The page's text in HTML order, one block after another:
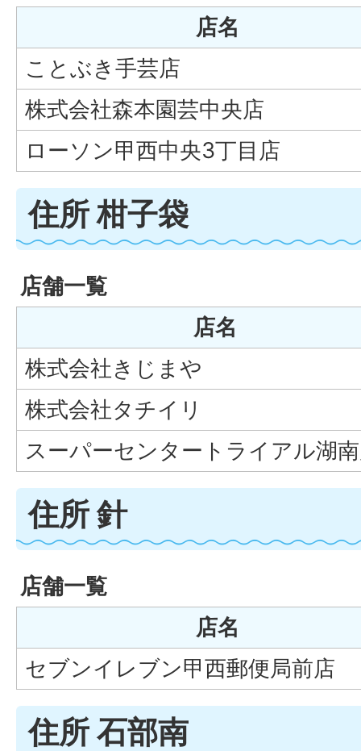
店名
ことぶき手芸店
株式会社森本園芸中央店
ローソン甲西中央3丁目店
住所 柑子袋
店舗一覧
店名
株式会社きじまや
株式会社タチイリ
スーパーセンタートライアル湖
住所 針
店舗一覧
店名
セブンイレブン甲西郵便局前店
住所 石部南